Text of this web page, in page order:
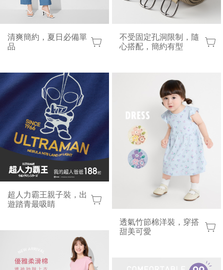
清爽簡約，夏日必備單
品
超人力霸王親子裝，出
遊踏青最吸睛
不受固定孔洞限制，隨
心搭配，簡約有型
透氣竹節棉洋裝，穿搭
甜美可愛